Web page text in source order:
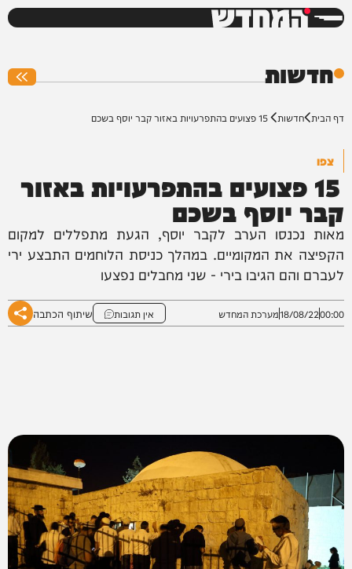
המחדש
חדשות
דף הבית חדשות
צפו
15 פצועים בהתפרעויות באזור
קבר יוסף בשכם
מאות נכנסו הערב לקבר יוסף, הגעת מתפללים למקום
הקפיצה את המקומיים. במהלך כניסת הלוחמים התבצע ירי
לעברם והם הגיבו בירי - שני מחבלים נפצעו
00:00
18/08/22מערכת המחדש אין תגובות שיתוף הכתבה